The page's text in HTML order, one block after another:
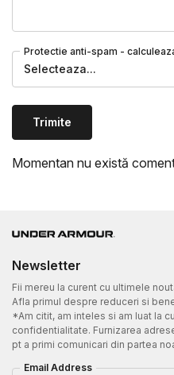
Protectie anti-spam -
Selecteaza...
Trimite
Momentan nu există
Newsletter
Fii mereu la curent cu ultimele
Afla primul despre reduceri si
*Am citit, am inteles si am luat la
confidentialitate. Furnizarea
pt a primi comunicari din partea
Email Address